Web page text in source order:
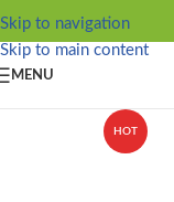
Skip to navigation
Skip to main content
MENU
HOT